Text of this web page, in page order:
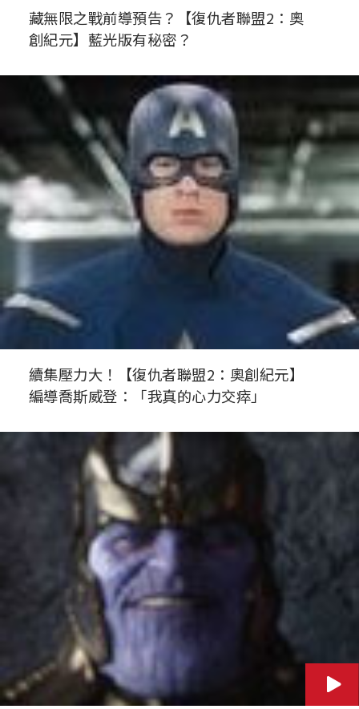
藏無限之戰前導預告？【復仇者聯盟2：奧
創紀元】藍光版有秘密？
續集壓力大！【復仇者聯盟2：奧創紀元】
編導喬斯威登：「我真的心力交瘁」